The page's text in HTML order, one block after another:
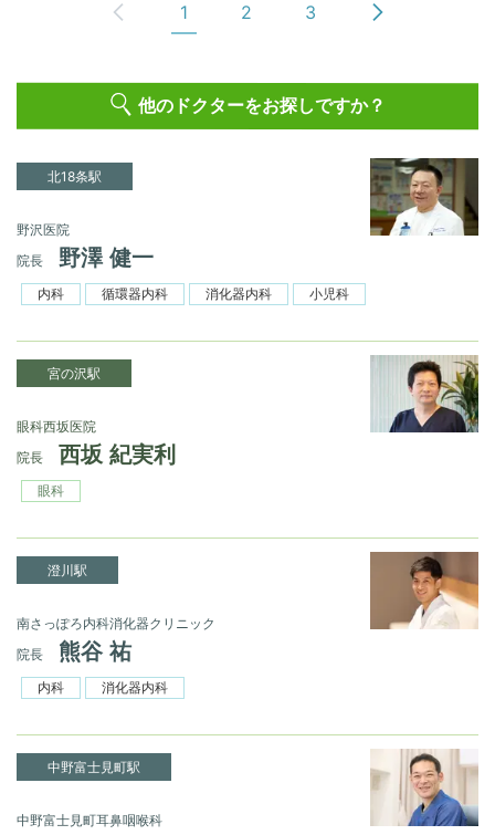
1 2 3
他のドクターをお探しですか？
北18条駅
野沢医院
院長
野澤 健一
内科 循環器内科 消化器内科 小児科
宮の沢駅
眼科西坂医院
院長
西坂 紀実利
眼科
澄川駅
南さっぽろ内科消化器クリニック
院長
熊谷 祐
内科 消化器内科
中野富士見町駅
中野富士見町耳鼻咽喉科